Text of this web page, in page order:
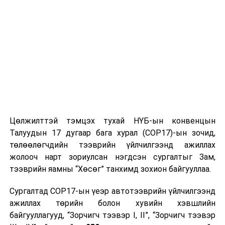
ДАРААХ МЭДЭЭ
Ноолуур бэлтгэлд 300 тэрбум төгрөгийн эх үүсвэр
гаргана
ӨМНӨХ МЭДЭЭ
нөөцийн байдалд хяналт тавьж ажиллалаа
Цөлжилттэй тэмцэх тухай НҮБ-ын конвенцын
Талуудын 17 дугаар бага хурал (COP17)-ын зочид,
төлөөлөгчдийн тээврийн үйлчилгээнд ажиллах
жолооч нарт зориулсан нэгдсэн сургалтыг Зам,
тээврийн яамны “Хөсөг” танхимд зохион байгууллаа.
Сургалтад COP17-ын үеэр автотээврийн үйлчилгээнд
ажиллах төрийн болон хувийн хэвшлийн
байгууллагууд, “Зорчигч тээвэр I, II”, “Зорчигч тээвэр